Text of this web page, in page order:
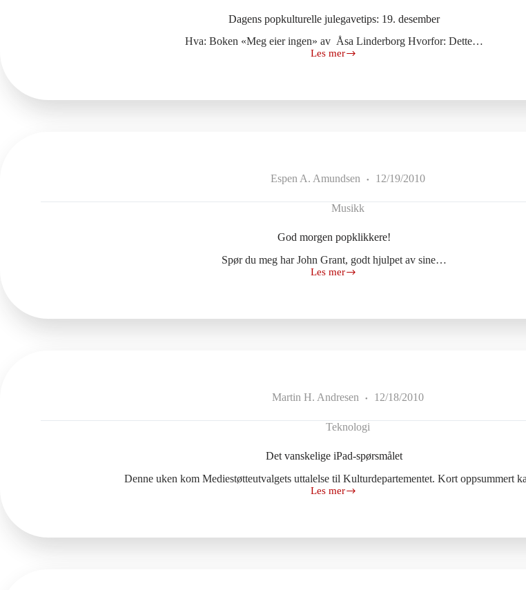
Dagens popkulturelle julegavetips: 19. desember
Hva: Boken «Meg eier ingen» av Åsa Linderborg Hvorfor: Dette…
Les mer
Dagens
Espen A. Amundsen 12/19/2010
Musikk
God morgen popklikkere!
Spør du meg har John Grant, godt hjulpet av sine…
Les mer
God
Martin H. Andresen 12/18/2010
Teknologi
Det vanskelige iPad-spørsmålet
Denne uken kom Mediestøtteutvalgets uttalelse til Kulturdepartementet. Kort oppsummert
Les mer
Det